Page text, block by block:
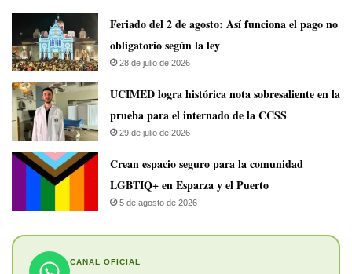
Feriado del 2 de agosto: Así funciona el pago no
obligatorio según la ley
28 de julio de 2026
UCIMED logra histórica nota sobresaliente en la
prueba para el internado de la CCSS
29 de julio de 2026
Crean espacio seguro para la comunidad
LGBTIQ+ en Esparza y el Puerto
5 de agosto de 2026
CANAL OFICIAL